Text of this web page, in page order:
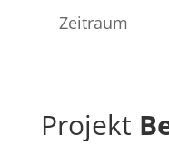
Zeitraum
Projekt